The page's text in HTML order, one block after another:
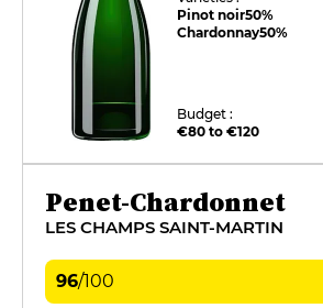
Pinot noir50%
Chardonnay50%
Budget :
€80 to €120
Penet-Chardonnet
LES CHAMPS SAINT-MARTIN
96/100